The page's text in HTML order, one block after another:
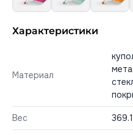
Характеристики
Материал
Вес